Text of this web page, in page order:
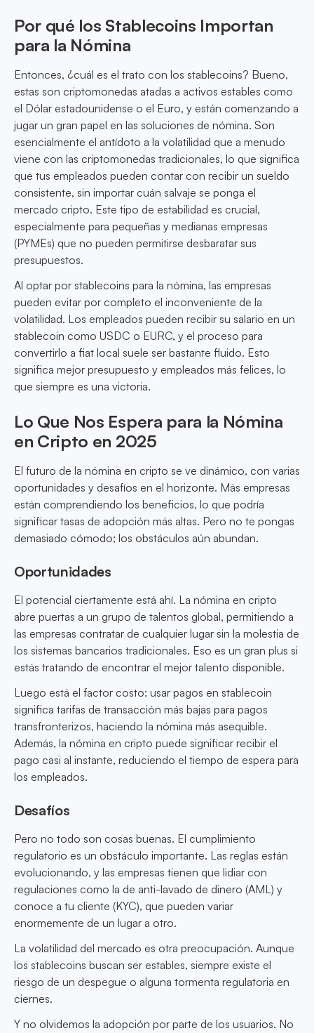
Por qué los Stablecoins Importan
para la Nómina
Entonces, ¿cuál es el trato con los stablecoins? Bueno,
estas son criptomonedas atadas a activos estables como
el Dólar estadounidense o el Euro, y están comenzando a
jugar un gran papel en las soluciones de nómina. Son
esencialmente el antídoto a la volatilidad que a menudo
viene con las criptomonedas tradicionales, lo que significa
que tus empleados pueden contar con recibir un sueldo
consistente, sin importar cuán salvaje se ponga el
mercado cripto. Este tipo de estabilidad es crucial,
especialmente para pequeñas y medianas empresas
(PYMEs) que no pueden permitirse desbaratar sus
presupuestos.
Al optar por stablecoins para la nómina, las empresas
pueden evitar por completo el inconveniente de la
volatilidad. Los empleados pueden recibir su salario en un
stablecoin como USDC o EURC, y el proceso para
convertirlo a fiat local suele ser bastante fluido. Esto
significa mejor presupuesto y empleados más felices, lo
que siempre es una victoria.
Lo Que Nos Espera para la Nómina
en Cripto en 2025
El futuro de la nómina en cripto se ve dinámico, con varias
oportunidades y desafíos en el horizonte. Más empresas
están comprendiendo los beneficios, lo que podría
significar tasas de adopción más altas. Pero no te pongas
demasiado cómodo; los obstáculos aún abundan.
Oportunidades
El potencial ciertamente está ahí. La nómina en cripto
abre puertas a un grupo de talentos global, permitiendo a
las empresas contratar de cualquier lugar sin la molestia de
los sistemas bancarios tradicionales. Eso es un gran plus si
estás tratando de encontrar el mejor talento disponible.
Luego está el factor costo: usar pagos en stablecoin
significa tarifas de transacción más bajas para pagos
transfronterizos, haciendo la nómina más asequible.
Además, la nómina en cripto puede significar recibir el
pago casi al instante, reduciendo el tiempo de espera para
los empleados.
Desafíos
Pero no todo son cosas buenas. El cumplimiento
regulatorio es un obstáculo importante. Las reglas están
evolucionando, y las empresas tienen que lidiar con
regulaciones como la de anti-lavado de dinero (AML) y
conoce a tu cliente (KYC), que pueden variar
enormemente de un lugar a otro.
La volatilidad del mercado es otra preocupación. Aunque
los stablecoins buscan ser estables, siempre existe el
riesgo de un despegue o alguna tormenta regulatoria en
ciernes.
Y no olvidemos la adopción por parte de los usuarios. No